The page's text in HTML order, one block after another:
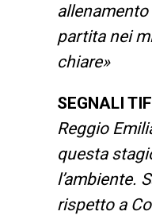
partita nei
chiare»
SEGNALI
Reggio
questa
l’ambiente.
rispetto a